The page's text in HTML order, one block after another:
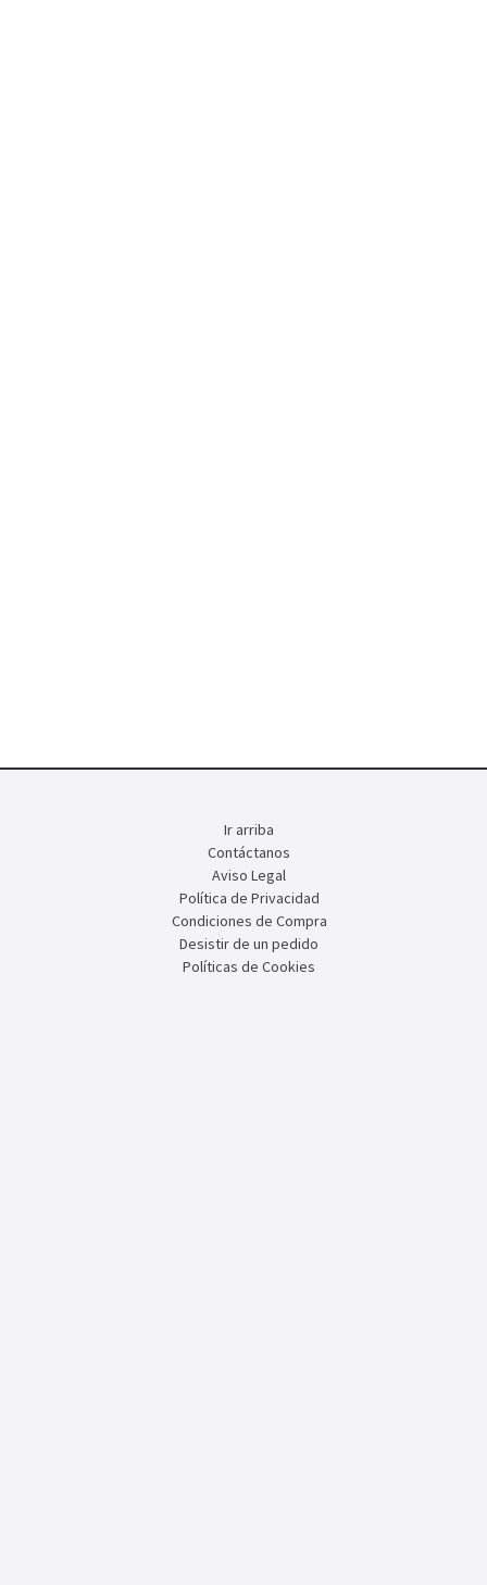
Ir arriba
Contáctanos
Aviso Legal
Política de Privacidad
Condiciones de Compra
Desistir de un pedido
Políticas de Cookies